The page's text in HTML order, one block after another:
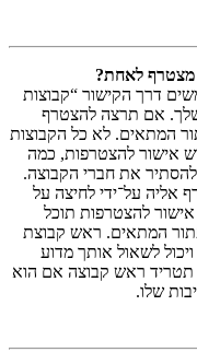
מצטרף לאחת?
דרך הקישור “קבוצות
אם תרצה להצטרף
המתאים. לא כל הקבוצות
אישור להצטרפות, כמה
להסתיר את חברי הקבוצה.
אליה על־ידי לחיצה על
להצטרפות תוכל
המתאים. ראש קבוצת
לשאול אותך מדוע
ראש קבוצה אם הוא
שלו.